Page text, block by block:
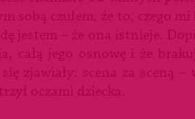
sobą czułem, że to, czego
jestem – że ona istnieje.
całą jego osnowę i że
zjawiały: scena za sceną
oczami dziecka.